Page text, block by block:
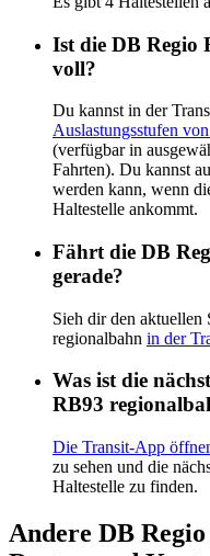
Ist die DB Regio
voll?
Du kannst in der
Auslastungsstufen
(verfügbar in
Fahrten). Du kannst
werden kann, wenn
Haltestelle ankommt.
Fährt die DB
gerade?
Sieh dir den
regionalbahn in der
Was ist die
RB93
Die Transit-App
zu sehen und die
Haltestelle zu finden.
Andere DB